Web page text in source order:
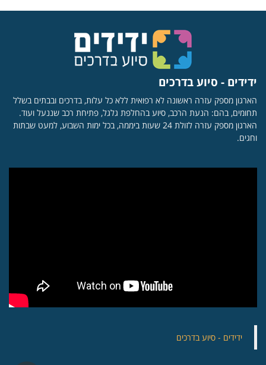
ידידים - סיוע בדרכים
הארגון מספק עזרה ראשונה לא רפואית ללא כל עלות, בדרכים ובבתים בשלל
תחומים, בהם: הנעת הרכב, סיוע בהחלפת גלגל, פתיחת רכב שננעל ועוד.
הארגון מספק עזרה לזולת 24 שעות ביממה, בכל ימות השבוע, למעט שבתות
וחגים.
‏ידידים - סיוע בדרכים